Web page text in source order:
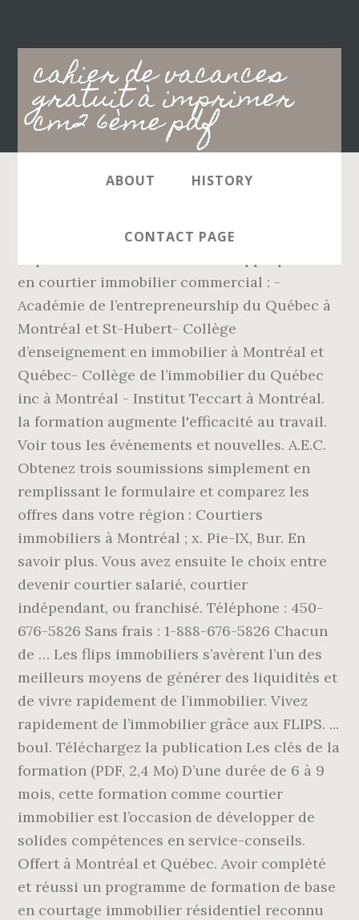
cahier de vacances
gratuit à imprimer
cm2 6ème pdf
Main
navigation
ABOUT HISTORY
CONTACT PAGE
moins 3 ans dans le domaine de l'immobilier
en courtier immobilier commercial : -
Académie de l’entrepreneurship du Québec à
Montréal et St-Hubert- Collège
d’enseignement en immobilier à Montréal et
Québec- Collège de l’immobilier du Québec
inc à Montréal - Institut Teccart à Montréal.
la formation augmente l'efficacité au travail.
Voir tous les événements et nouvelles. A.E.C.
Obtenez trois soumissions simplement en
remplissant le formulaire et comparez les
offres dans votre région : Courtiers
immobiliers à Montréal ; x. Pie-IX, Bur. En
savoir plus. Vous avez ensuite le choix entre
devenir courtier salarié, courtier
indépendant, ou franchisé. Téléphone : 450-
676-5826 Sans frais : 1-888-676-5826 Chacun
de … Les flips immobiliers s’avèrent l’un des
meilleurs moyens de générer des liquidités et
de vivre rapidement de l’immobilier. Vivez
rapidement de l’immobilier grâce aux FLIPS. ...
boul. Téléchargez la publication Les clés de la
formation (PDF, 2,4 Mo) D’une durée de 6 à 9
mois, cette formation comme courtier
immobilier est l’occasion de développer de
solides compétences en service-conseils.
Offert à Montréal et Québec. Avoir complété
et réussi un programme de formation de base
en courtage immobilier résidentiel reconnu